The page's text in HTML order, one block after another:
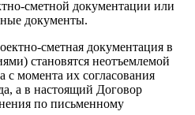
сметной документации или
документы.
сметная документация в
становятся неотъемлемой
с момента их согласования
а в настоящий Договор
по письменному